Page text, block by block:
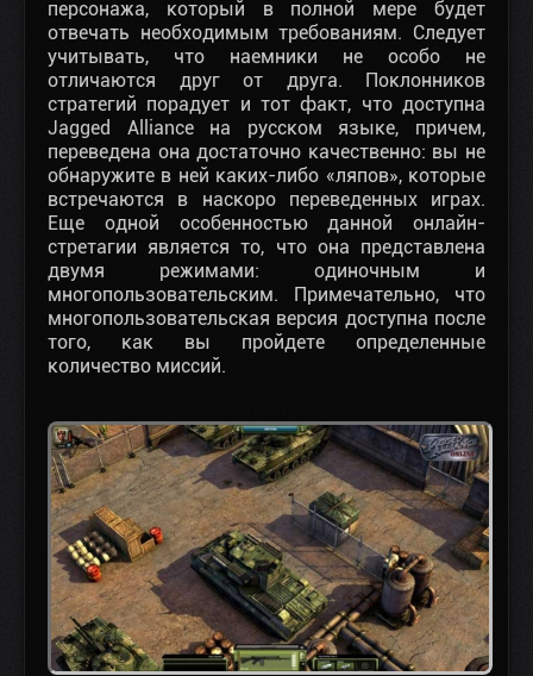
персонажа, который в полной мере будет
отвечать необходимым требованиям. Следует
учитывать, что наемники не особо не
отличаются друг от друга. Поклонников
стратегий порадует и тот факт, что доступна
Jagged Alliance на русском языке, причем,
переведена она достаточно качественно: вы не
обнаружите в ней каких-либо «ляпов», которые
встречаются в наскоро переведенных играх.
Еще одной особенностью данной онлайн-
стретагии является то, что она представлена
двумя режимами: одиночным и
многопользовательским. Примечательно, что
многопользовательская версия доступна после
того, как вы пройдете определенные
количество миссий.